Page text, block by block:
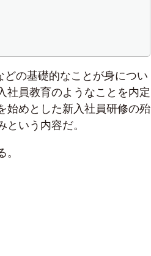
の基礎的なことが身につい
社員教育のようなことを内定
始めとした新入社員研修の殆
いう内容だ。